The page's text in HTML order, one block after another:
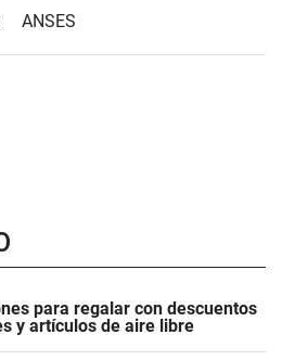
ANSES
para regalar con descuentos
y artículos de aire libre